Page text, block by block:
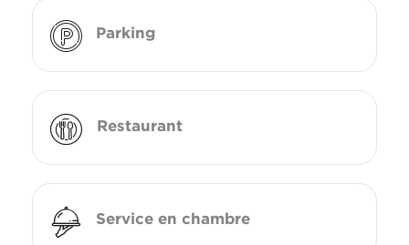
Parking
Restaurant
Service en chambre